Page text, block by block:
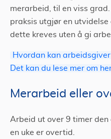
merarbeid, til en viss
praksis utgjør en
dette kreves uten å gi
Hvordan kan
Det kan du lese mer om
Merarbeid eller
Arbeid ut over 9 timer
en uke er overtid.